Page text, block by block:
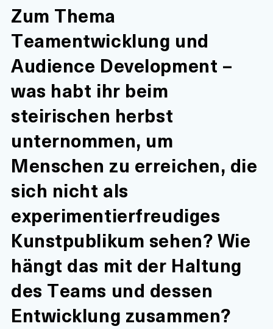
Zum Thema
Teamentwicklung und
Audience Development –
was habt ihr beim
steirischen herbst
unternommen, um
Menschen zu erreichen, die
sich nicht als
experimentierfreudiges
Kunstpublikum sehen? Wie
hängt das mit der Haltung
des Teams und dessen
Entwicklung zusammen?